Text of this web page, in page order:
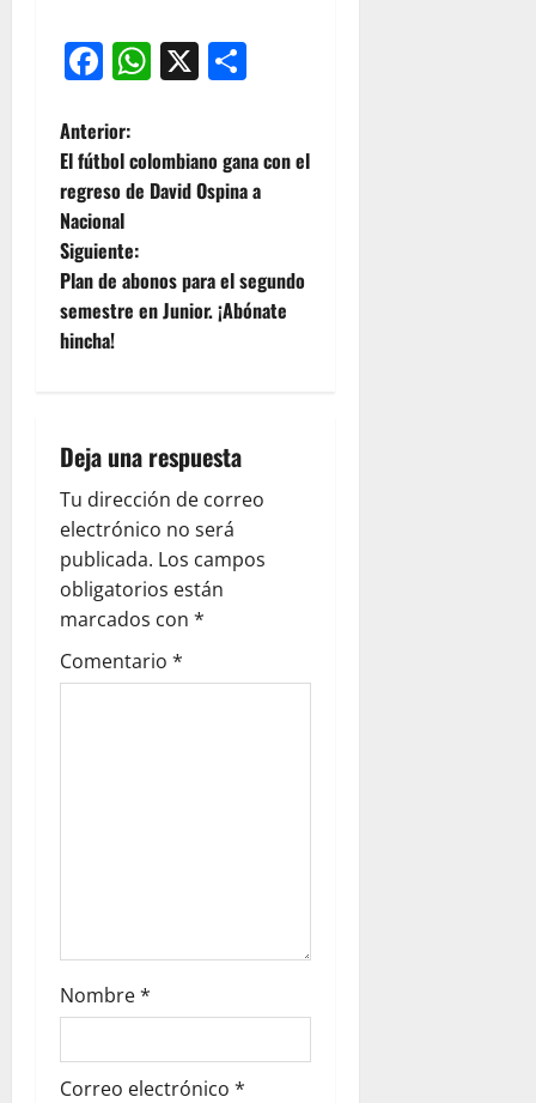
Facebook
WhatsApp
X
Anterior:
El fútbol colombiano gana con el
regreso de David Ospina a
Nacional
Siguiente:
Plan de abonos para el segundo
semestre en Junior. ¡Abónate
hincha!
Deja una respuesta
Tu dirección de correo
electrónico no será
publicada. Los campos
obligatorios están
marcados con *
Comentario *
Nombre*
Correo electrónico *